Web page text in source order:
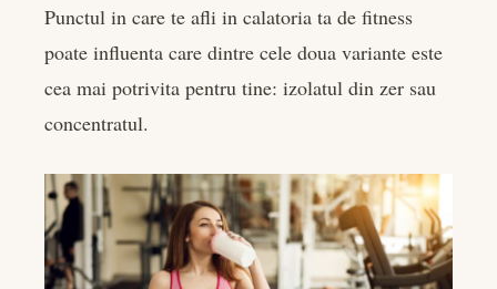
Punctul in care te afli in calatoria ta de fitness
poate influenta care dintre cele doua variante este
cea mai potrivita pentru tine: izolatul din zer sau
concentratul.